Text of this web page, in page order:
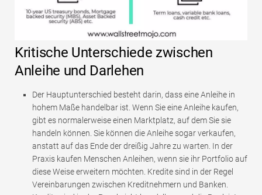
Kritische Unterschiede zwischen
Anleihe und Darlehen
Der Hauptunterschied besteht darin, dass eine Anleihe in
hohem Maße handelbar ist. Wenn Sie eine Anleihe kaufen,
gibt es normalerweise einen Marktplatz, auf dem Sie sie
handeln können. Sie können die Anleihe sogar verkaufen,
anstatt auf das Ende der dreißig Jahre zu warten. In der
Praxis kaufen Menschen Anleihen, wenn sie ihr Portfolio auf
diese Weise erweitern möchten. Kredite sind in der Regel
Vereinbarungen zwischen Kreditnehmern und Banken.